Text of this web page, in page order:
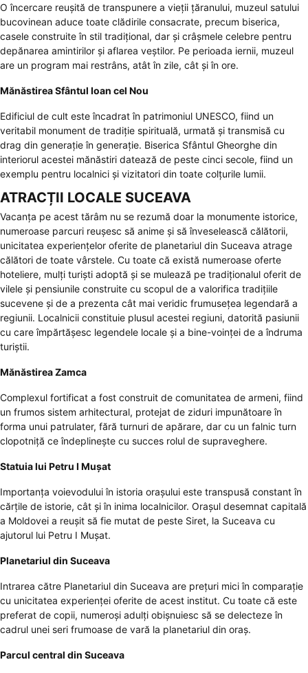
O încercare reușită de transpunere a vieții țăranului, muzeul satului
bucovinean aduce toate clădirile consacrate, precum biserica,
casele construite în stil tradițional, dar și crâșmele celebre pentru
depănarea amintirilor și aflarea veștilor. Pe perioada iernii, muzeul
are un program mai restrâns, atât în zile, cât și în ore.
Mănăstirea Sfântul Ioan cel Nou
Edificiul de cult este încadrat în patrimoniul UNESCO, fiind un
veritabil monument de tradiție spirituală, urmată și transmisă cu
drag din generație în generație. Biserica Sfântul Gheorghe din
interiorul acestei mănăstiri datează de peste cinci secole, fiind un
exemplu pentru localnici și vizitatori din toate colțurile lumii.
ATRACȚII LOCALE SUCEAVA
Vacanța pe acest tărâm nu se rezumă doar la monumente istorice,
numeroase parcuri reușesc să anime și să înveselească călătorii,
unicitatea experiențelor oferite de planetariul din Suceava atrage
călători de toate vârstele. Cu toate că există numeroase oferte
hoteliere, mulți turiști adoptă și se mulează pe tradiționalul oferit de
vilele și pensiunile construite cu scopul de a valorifica tradițiile
sucevene și de a prezenta cât mai veridic frumusețea legendară a
regiunii. Localnicii constituie plusul acestei regiuni, datorită pasiunii
cu care împărtășesc legendele locale și a bine-voinței de a îndruma
turiștii.
Mănăstirea Zamca
Complexul fortificat a fost construit de comunitatea de armeni, fiind
un frumos sistem arhitectural, protejat de ziduri impunătoare în
forma unui patrulater, fără turnuri de apărare, dar cu un falnic turn
clopotniță ce îndeplinește cu succes rolul de supraveghere.
Statuia lui Petru I Mușat
Importanța voievodului în istoria orașului este transpusă constant în
cărțile de istorie, cât și în inima localnicilor. Orașul desemnat capitală
a Moldovei a reușit să fie mutat de peste Siret, la Suceava cu
ajutorul lui Petru I Mușat.
Planetariul din Suceava
Intrarea către Planetariul din Suceava are prețuri mici în comparație
cu unicitatea experienței oferite de acest institut. Cu toate că este
preferat de copii, numeroși adulți obișnuiesc să se delecteze în
cadrul unei seri frumoase de vară la planetariul din oraș.
Parcul central din Suceava